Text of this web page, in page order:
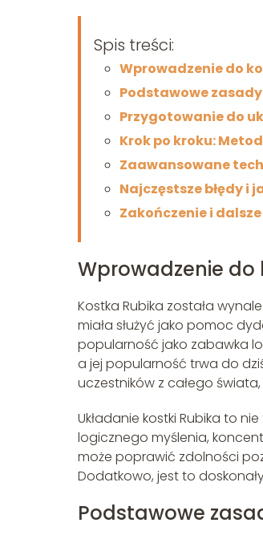
Spis treści:
Wprowadzenie do
Podstawowe
Przygotowanie do
Krok po kroku:
Zaawansowane
Najczęstsze błędy i
Zakończenie i
Wprowadzenie do
Kostka Rubika została
miała służyć jako pomoc
popularność jako zabawka
a jej popularność trwa do
uczestników z całego
Układanie kostki Rubika to
logicznego myślenia,
może poprawić zdolności
Dodatkowo, jest to
Podstawowe